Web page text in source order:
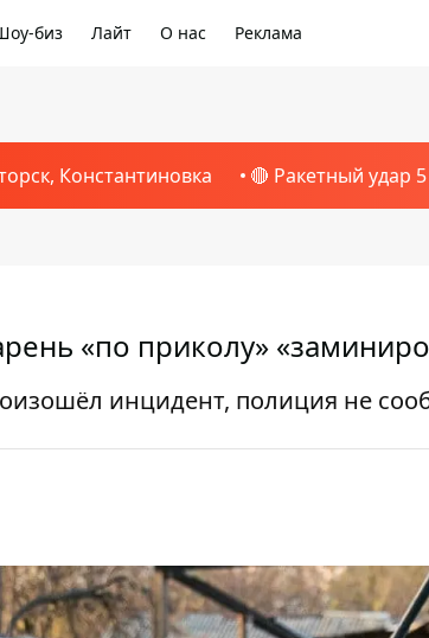
биз Лайт О нас Реклама
Константиновка 🔴 Ракетный удар 5
«по приколу»
инцидент, полиция не